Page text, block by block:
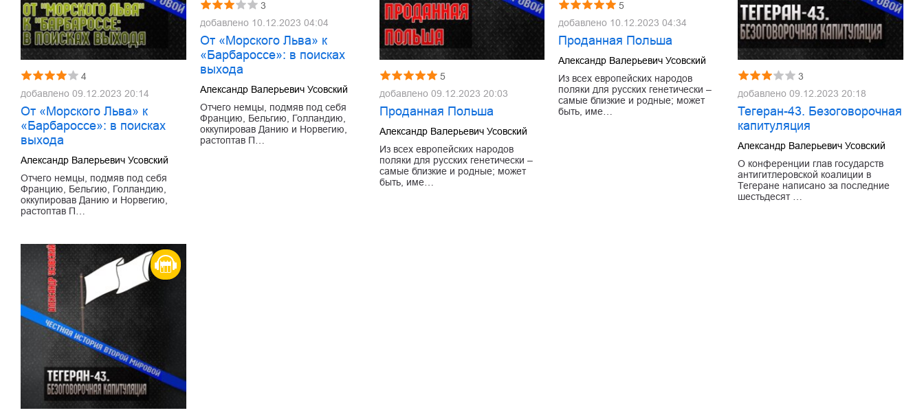
4
добавлено 09.12.2023 20:14
От «Морского Льва» к
«Барбароссе»: в поисках
выхода
Александр Валерьевич Усовский
Отчего немцы, подмяв под себя
Францию, Бельгию, Голландию,
оккупировав Данию и Норвегию,
растоптав П…
3
добавлено 10.12.2023 04:04
От «Морского Льва» к
«Барбароссе»: в поисках
выхода
Александр Валерьевич Усовский
Отчего немцы, подмяв под себя
Францию, Бельгию, Голландию,
оккупировав Данию и Норвегию,
растоптав П…
5
добавлено 09.12.2023 20:03
Проданная Польша
Александр Валерьевич Усовский
Из всех европейских народов
поляки для русских генетически –
самые близкие и родные; может
быть, име…
5
добавлено 10.12.2023 04:34
Проданная Польша
Александр Валерьевич Усовский
Из всех европейских народов
поляки для русских генетически –
самые близкие и родные; может
быть, име…
3
добавлено09.12.2023 20:18
Тегеран-43. Безоговорочная
капитуляция
Александр Валерьевич Усовский
О конференции глав государств
антигитлеровской коалиции в
Тегеране написано за последние
шестьдесят …